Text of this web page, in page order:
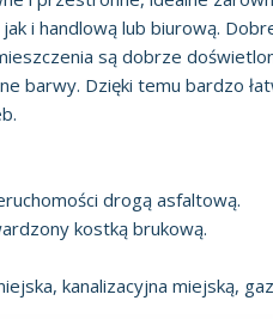
i handlową lub biurową.
są dobrze
barwy. Dzięki temu bardzo
drogą asfaltową.
kostką brukową.
kanalizacyjna miejską,